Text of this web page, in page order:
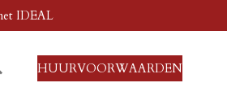
IDEAL
HUURVOORWAARDEN